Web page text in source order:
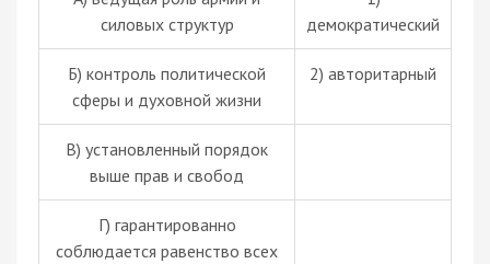
силовых структур
демократический
Б) контроль политической
сферы и духовной жизни
2) авторитарный
В) установленный порядок
выше прав и свобод
Г) гарантированно
соблюдается равенство всех